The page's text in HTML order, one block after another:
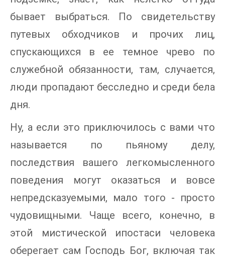
бывает выбраться. По свидетельству
путевых обходчиков и прочих лиц,
спускающихся в ее темное чрево по
служебной обязанности, там, случается,
люди пропадают бесследно и среди бела
дня.
Ну, а если это приключилось с вами что
называется по пьяному делу,
последствия вашего легкомысленного
поведения могут оказаться и вовсе
непредсказуемыми, мало того - просто
чудовищными. Чаще всего, конечно, в
этой мистической ипостаси человека
оберегает сам Господь Бог, включая так